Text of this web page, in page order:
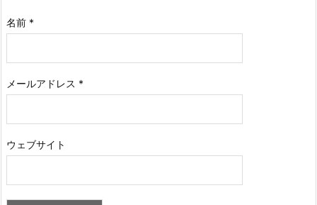
名前 *
メールアドレス *
ウェブサイト